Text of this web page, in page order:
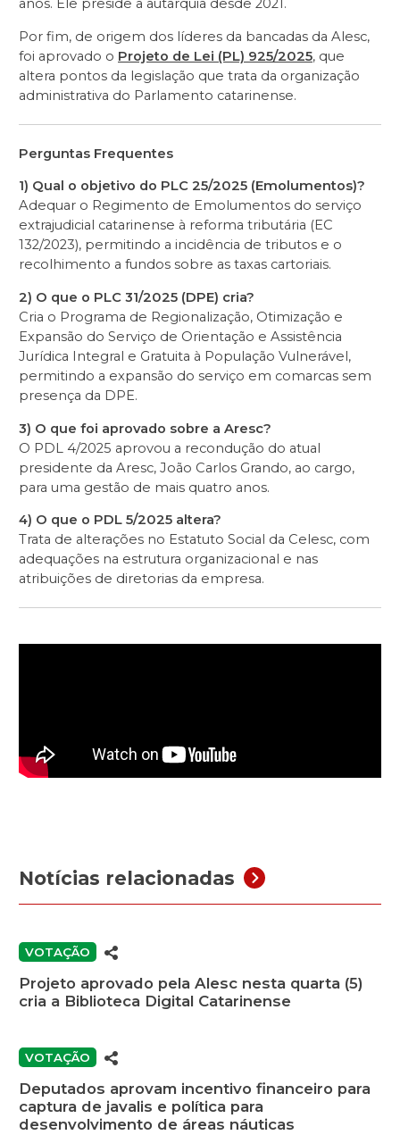
anos. Ele preside a autarquia desde 2021.
Por fim, de origem dos líderes da bancadas da Alesc,
foi aprovado o Projeto de Lei (PL) 925/2025, que
altera pontos da legislação que trata da organização
administrativa do Parlamento catarinense.
Perguntas Frequentes
1) Qual o objetivo do PLC 25/2025 (Emolumentos)?
Adequar o Regimento de Emolumentos do serviço
extrajudicial catarinense à reforma tributária (EC
132/2023), permitindo a incidência de tributos e o
recolhimento a fundos sobre as taxas cartoriais.
2) O que o PLC 31/2025 (DPE) cria?
Cria o Programa de Regionalização, Otimização e
Expansão do Serviço de Orientação e Assistência
Jurídica Integral e Gratuita à População Vulnerável,
permitindo a expansão do serviço em comarcas sem
presença da DPE.
3) O que foi aprovado sobre a Aresc?
O PDL 4/2025 aprovou a recondução do atual
presidente da Aresc, João Carlos Grando, ao cargo,
para uma gestão de mais quatro anos.
4) O que o PDL 5/2025 altera?
Trata de alterações no Estatuto Social da Celesc, com
adequações na estrutura organizacional e nas
atribuições de diretorias da empresa.
Notícias relacionadas
VOTAÇÃO
Projeto aprovado pela Alesc nesta quarta (5)
cria a Biblioteca Digital Catarinense
VOTAÇÃO
Deputados aprovam incentivo financeiro para
captura de javalis e política para
desenvolvimento de áreas náuticas